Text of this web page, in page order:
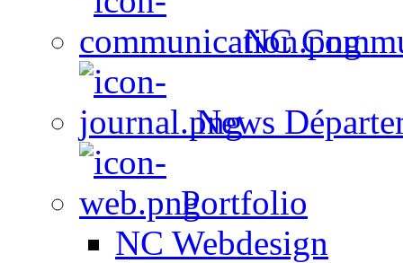
NC
News
Portfolio
NC Webdesign